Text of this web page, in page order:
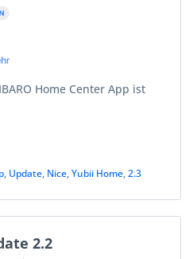
Home Center App ist
, Update, Nice,Yubii Home,2.3
2.2